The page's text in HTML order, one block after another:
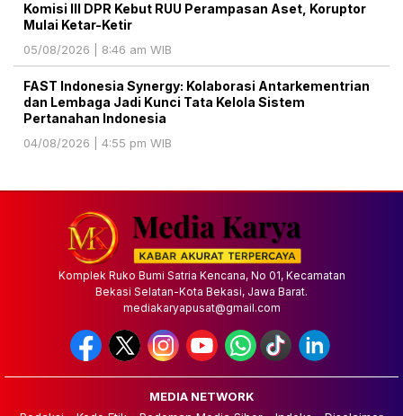
Komisi III DPR Kebut RUU Perampasan Aset, Koruptor
Mulai Ketar-Ketir
05/08/2026 | 8:46 am WIB
FAST Indonesia Synergy: Kolaborasi Antarkementrian
dan Lembaga Jadi Kunci Tata Kelola Sistem
Pertanahan Indonesia
04/08/2026 | 4:55 pm WIB
Komplek Ruko Bumi Satria Kencana, No 01, Kecamatan
Bekasi Selatan-Kota Bekasi, Jawa Barat.
mediakaryapusat@gmail.com
MEDIA NETWORK